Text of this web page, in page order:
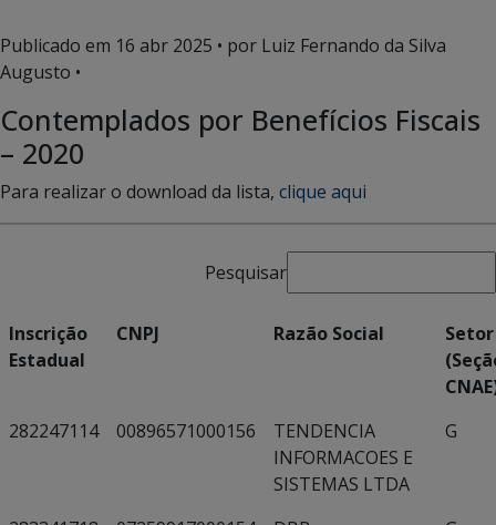
Publicado em 16 abr 2025 • por Luiz Fernando da Silva
Augusto •
Contemplados por Benefícios Fiscais
– 2020
Para realizar o download da lista, clique aqui
Pesquisar
Inscrição
Estadual
CNPJ Razão Social
Setor
282247114
00896571000156
TENDENCIA
INFORMACOES E
SISTEMAS LTDA
G